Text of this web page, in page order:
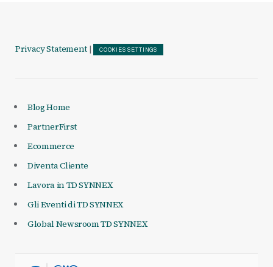
Privacy Statement | COOKIES SETTINGS
Blog Home
PartnerFirst
Ecommerce
Diventa Cliente
Lavora in TD SYNNEX
Gli Eventi di TD SYNNEX
Global Newsroom TD SYNNEX